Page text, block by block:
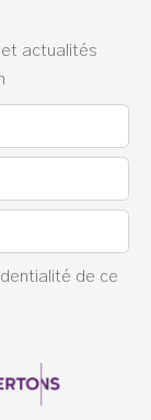
actualités
de ce